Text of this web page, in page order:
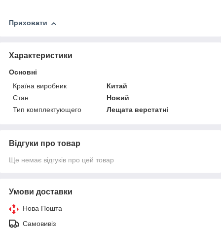
Приховати
Характеристики
Основні
Країна виробник
Китай
Стан
Новий
Тип комплектующего
Лещата верстатні
Відгуки про товар
Ще немає відгуків про цей товар
Умови доставки
Нова Пошта
Самовивіз